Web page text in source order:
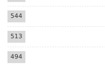
544
513
494